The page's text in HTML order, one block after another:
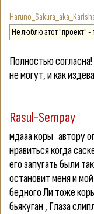
Не люблю этот "проект" -
Полностью
не могут, и как
Rasul-Sempay
мдааа коры автору
нравиться когда
его запугать были
остановит меня и
бедного Ли тоже
бьякуган , Глаза